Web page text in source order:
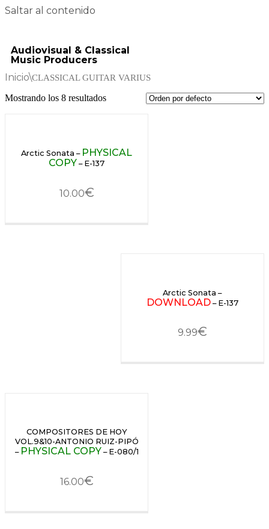
Saltar al contenido
Audiovisual & Classical
Music Producers
Inicio\CLASSICAL GUITAR VARIUS
Mostrando los 8 resultados
Arctic Sonata – PHYSICAL
COPY – E-137
10.00€
Arctic Sonata –
DOWNLOAD– E-137
9.99€
COMPOSITORES DE HOY
VOL.9&10-ANTONIO RUIZ-PIPÓ
– PHYSICAL COPY – E-080/1
16.00€